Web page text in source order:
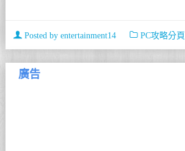
Posted by entertainment14 PC攻略分頁
廣告